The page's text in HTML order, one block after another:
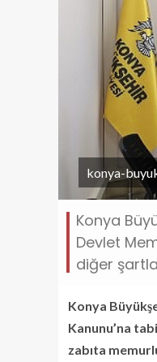
konya-
Konya
Devlet
diğer
Konya
Kanunu’na
zabıta